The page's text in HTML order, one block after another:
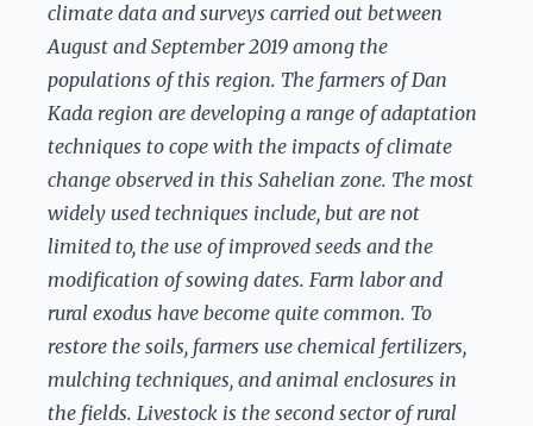
climate data and surveys carried out between
August and September 2019 among the
populations of this region. The farmers of Dan
Kada region are developing a range of adaptation
techniques to cope with the impacts of climate
change observed in this Sahelian zone. The most
widely used techniques include, but are not
limited to, the use of improved seeds and the
modification of sowing dates. Farm labor and
rural exodus have become quite common. To
restore the soils, farmers use chemical fertilizers,
mulching techniques, and animal enclosures in
the fields. Livestock is the second sector of rural